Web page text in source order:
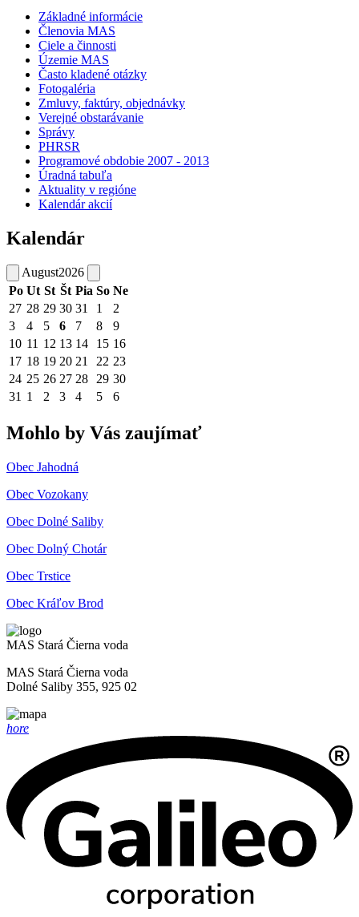
Základné informácie
Členovia MAS
Ciele a činnosti
Územie MAS
Často kladené otázky
Fotogaléria
Zmluvy, faktúry, objednávky
Verejné obstarávanie
Správy
PHRSR
Programové obdobie 2007 - 2013
Úradná tabuľa
Aktuality v regióne
Kalendár akcií
Kalendár
August2026
Po Ut St Št Pia So Ne
27 28 29 30 31 1
2
3
4 5 6 7 8
9
10 11 12 13 14 15 16
17 18 19 20 21 22 23
24 25 26 27 28 29 30
31 1 2 3 4 5 6
Mohlo by Vás zaujímať
Obec Jahodná
Obec Vozokany
Obec Dolné Saliby
Obec Dolný Chotár
Obec Trstice
Obec Kráľov Brod
MAS Stará Čierna voda
MAS Stará Čierna voda
Dolné Saliby 355, 925 02
hore